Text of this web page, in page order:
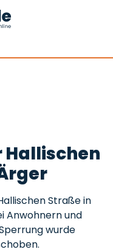
Straße in
Anwohnern und
wurde